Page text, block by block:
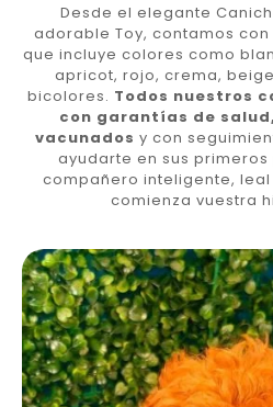
Desde el elegante
adorable Toy, contamos
que incluye colores como
apricot, rojo, crema,
bicolores. Todos nuestros
con garantías de
vacunados y con
ayudarte en sus primeros
compañero inteligente,
comienza vuestra